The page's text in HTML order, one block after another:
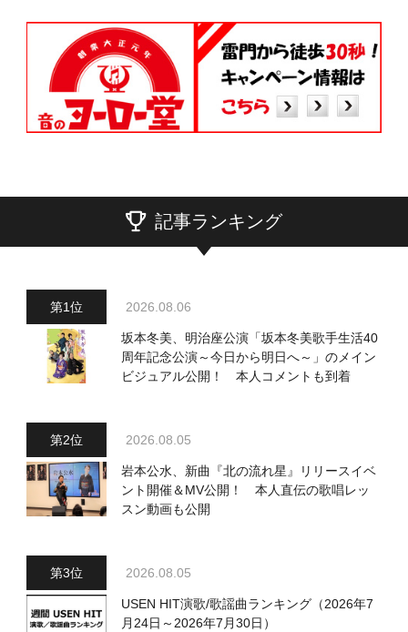
記事ランキング
2026.08.06
坂本冬美、明治座公演「坂本冬美歌手生活40
周年記念公演～今日から明日へ～」のメイン
ビジュアル公開！ 本人コメントも到着
2026.08.05
岩本公水、新曲『北の流れ星』リリースイベ
ント開催＆MV公開！ 本人直伝の歌唱レッ
スン動画も公開
2026.08.05
USEN HIT演歌/歌謡曲ランキング（2026年7
月24日～2026年7月30日）